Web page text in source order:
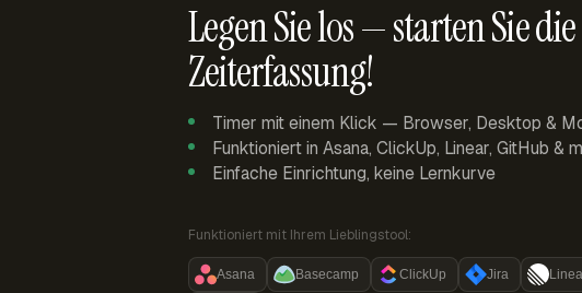
Legen Sie los — starten Sie die
Zeiterfassung!
Timer mit einem Klick — Browser, Desktop &
Funktioniert in Asana, ClickUp, Linear, GitHub &
Einfache Einrichtung, keine Lernkurve
Funktioniert mit Ihrem Lieblingstool:
Asana Basecamp ClickUp Jira